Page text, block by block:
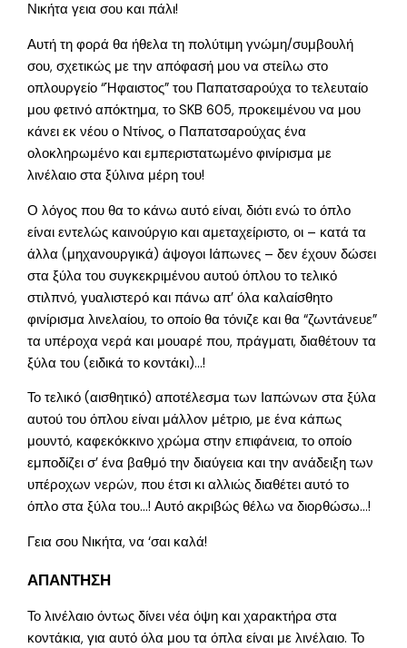
Νικήτα γεια σου και πάλι!
Αυτή τη φορά θα ήθελα τη πολύτιμη γνώμη/συμβουλή
σου, σχετικώς με την απόφασή μου να στείλω στο
οπλουργείο “Ήφαιστος” του Παπατσαρούχα το τελευταίο
μου φετινό απόκτημα, το SKB 605, προκειμένου να μου
κάνει εκ νέου ο Ντίνος, ο Παπατσαρούχας ένα
ολοκληρωμένο και εμπεριστατωμένο φινίρισμα με
λινέλαιο στα ξύλινα μέρη του!
Ο λόγος που θα το κάνω αυτό είναι, διότι ενώ το όπλο
είναι εντελώς καινούργιο και αμεταχείριστο, οι – κατά τα
άλλα (μηχανουργικά) άψογοι Ιάπωνες – δεν έχουν δώσει
στα ξύλα του συγκεκριμένου αυτού όπλου το τελικό
στιλπνό, γυαλιστερό και πάνω απ’ όλα καλαίσθητο
φινίρισμα λινελαίου, το οποίο θα τόνιζε και θα “ζωντάνευε”
τα υπέροχα νερά και μουαρέ που, πράγματι, διαθέτουν τα
ξύλα του (ειδικά το κοντάκι)…!
Το τελικό (αισθητικό) αποτέλεσμα των Ιαπώνων στα ξύλα
αυτού του όπλου είναι μάλλον μέτριο, με ένα κάπως
μουντό, καφεκόκκινο χρώμα στην επιφάνεια, το οποίο
εμποδίζει σ’ ένα βαθμό την διαύγεια και την ανάδειξη των
υπέροχων νερών, που έτσι κι αλλιώς διαθέτει αυτό το
όπλο στα ξύλα του…! Αυτό ακριβώς θέλω να διορθώσω…!
Γεια σου Νικήτα, να ‘σαι καλά!
ΑΠΑΝΤΗΣΗ
Το λινέλαιο όντως δίνει νέα όψη και χαρακτήρα στα
κοντάκια, για αυτό όλα μου τα όπλα είναι με λινέλαιο. Το